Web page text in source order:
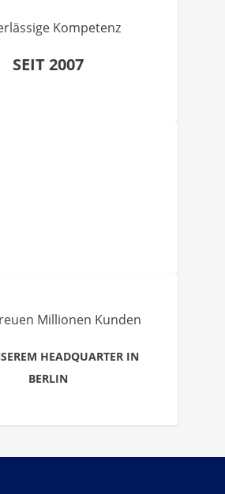
Kompetenz
SEIT 2007
Millionen Kunden
HEADQUARTER IN
BERLIN